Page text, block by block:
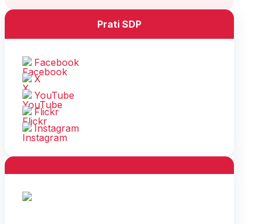
Prati SDP
Facebook
X
YouTube
Flickr
Instagram